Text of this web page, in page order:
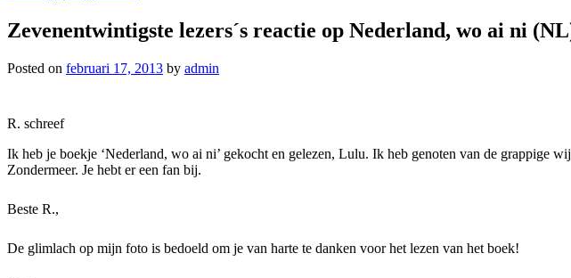
Zevenentwintigste lezers´s reactie op Nederland, wo ai ni
Posted on februari 17, 2013 by admin
R. schreef
Ik heb je boekje ‘Nederland, wo ai ni’ gekocht en gelezen, Lulu. Ik heb genoten van de grappige
Zondermeer. Je hebt er een fan bij.
Beste R.,
De glimlach op mijn foto is bedoeld om je van harte te danken voor het lezen van het boek!